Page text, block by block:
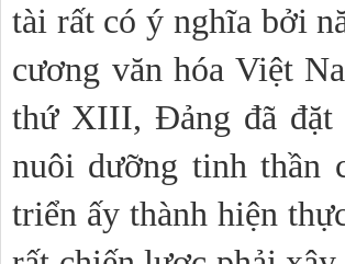
tài rất có ý nghĩa bởi
cương văn hóa Việt
thứ XIII, Đảng đã đặt
nuôi dưỡng tinh thần
triển ấy thành hiện